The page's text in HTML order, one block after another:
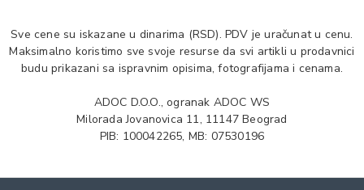
Sve cene su iskazane u dinarima (RSD). PDV je uračunat u cenu.
Maksimalno koristimo sve svoje resurse da svi artikli u prodavnici
budu prikazani sa ispravnim opisima, fotografijama i cenama.
ADOC D.O.O., ogranak ADOC WS
Milorada Jovanovica 11, 11147 Beograd
PIB: 100042265, MB: 07530196